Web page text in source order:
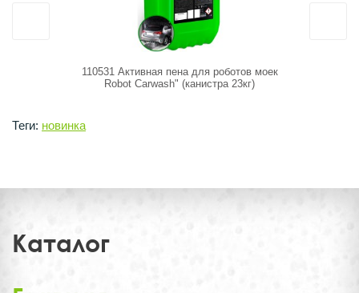
110531 Активная пена для роботов моек
Robot Carwash" (канистра 23кг)
Теги: новинка
Каталог